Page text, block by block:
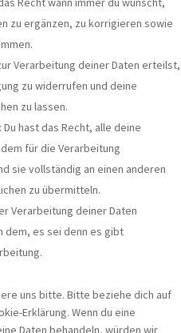
zu ergänzen, zu korrigieren sowie
Verarbeitung deiner Daten erteilst,
zu widerrufen und deine
zu lassen.
hast das Recht, alle deine
für die Verarbeitung
sie vollständig an einen anderen
zu übermitteln.
Verarbeitung deiner Daten
dem, es sei denn es gibt
uns bitte. Bitte beziehe dich auf
Erklärung. Wenn du eine
Daten behandeln, würden wir